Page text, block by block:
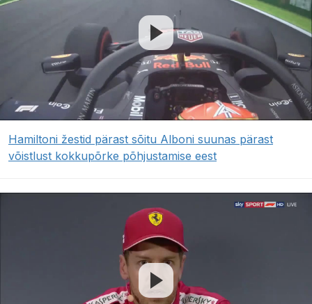
Hamiltoni žestid pärast sõitu Alboni suunas pärast
võistlust kokkupõrke põhjustamise eest